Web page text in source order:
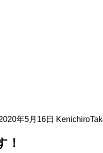
年5月16日
！